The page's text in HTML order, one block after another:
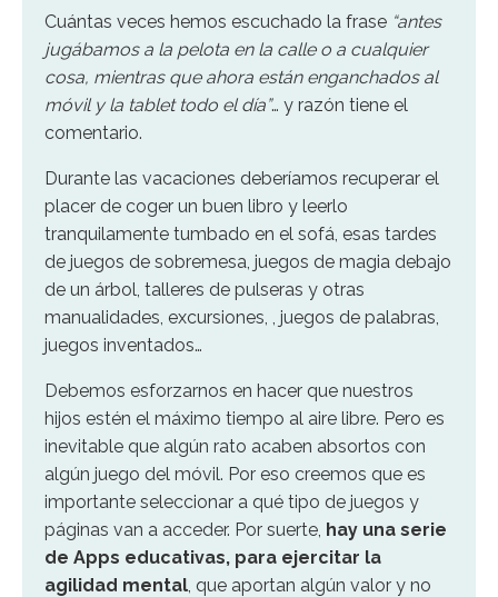
Cuántas veces hemos escuchado la frase “antes
jugábamos a la pelota en la calle o a cualquier
cosa, mientras que ahora están enganchados al
móvil y la tablet todo el día”… y razón tiene el
comentario.
Durante las vacaciones deberíamos recuperar el
placer de coger un buen libro y leerlo
tranquilamente tumbado en el sofá, esas tardes
de juegos de sobremesa, juegos de magia debajo
de un árbol, talleres de pulseras y otras
manualidades, excursiones, , juegos de palabras,
juegos inventados…
Debemos esforzarnos en hacer que nuestros
hijos estén el máximo tiempo al aire libre. Pero es
inevitable que algún rato acaben absortos con
algún juego del móvil. Por eso creemos que es
importante seleccionar a qué tipo de juegos y
páginas van a acceder. Por suerte, hay una serie
de Apps educativas, para ejercitar la
agilidad mental, que aportan algún valor y no